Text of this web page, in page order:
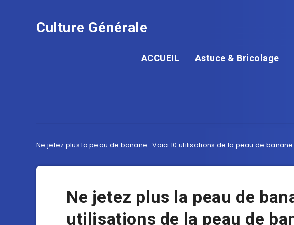
Culture Générale
ACCUEIL Astuce & Bricolage
Ne jetez plus la peau de banane : Voici 10 utilisations de la peau de
Ne jetez plus la peau de
utilisations de la peau de